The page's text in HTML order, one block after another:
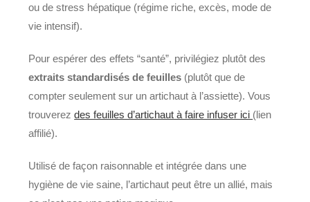
ou de stress hépatique (régime riche, excès, mode de
vie intensif).
Pour espérer des effets “santé”, privilégiez plutôt des
extraits standardisés de feuilles (plutôt que de
compter seulement sur un artichaut à l’assiette). Vous
trouverezdes feuilles d’artichaut à faire infuser ici (lien
affilié).
Utilisé de façon raisonnable et intégrée dans une
hygiène de vie saine, l’artichaut peut être un allié, mais